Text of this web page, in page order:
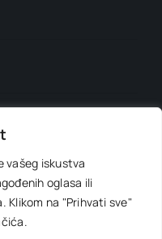
vašeg iskustva
oglasa ili
Klikom na "Prihvati sve"